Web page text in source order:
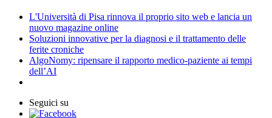
L'Università di Pisa rinnova il proprio sito web e lancia un
nuovo magazine online
Soluzioni innovative per la diagnosi e il trattamento delle
ferite croniche
AlgoNomy: ripensare il rapporto medico-paziente ai tempi
dell’AI
Seguici su